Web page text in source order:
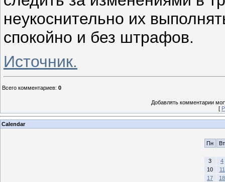
неукоснительно их
спокойно и без штрафов.
Источник.
Всего комментариев: 0
Добавлять комментарии
[
Calendar
Пн Вт
3
4
10
11
17
18